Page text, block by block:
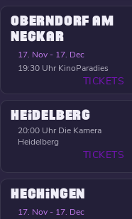
OBERNDORF AM
NECKAR
17. Nov - 17. Dec
19:30 Uhr KinoParadies
TICKETS
HEIDELBERG
20:00 Uhr Die Kamera
Heidelberg
TICKETS
HECHINGEN
17. Nov - 17. Dec